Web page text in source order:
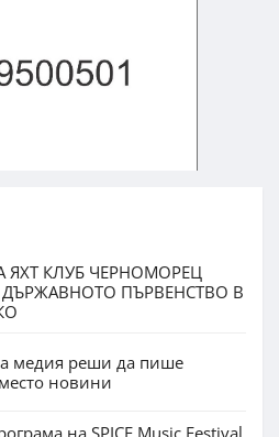
ЯХТ КЛУБ ЧЕРНОМОРЕЦ
ДЪРЖАВНОТО ПЪРВЕНСТВО В
медия реши да пише
новини